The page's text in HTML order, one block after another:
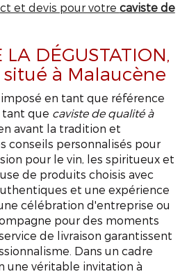
et devis pour votre caviste de
DÉGUSTATION,
à Malaucène
imposé en tant que référence
tant que caviste de qualité à
avant la tradition et
conseils personnalisés pour
pour le vin, les spiritueux et
de produits choisis avec
et une expérience
célébration d'entreprise ou
pour des moments
de livraison garantissent
Dans un cadre
une véritable invitation à